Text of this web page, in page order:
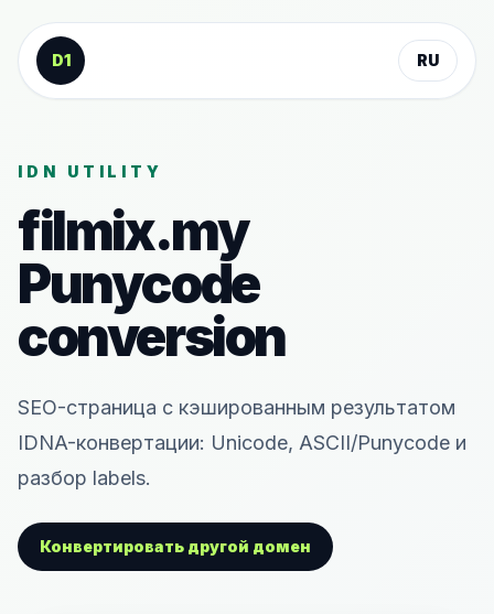
К содержанию
D1
RU
IDN UTILITY
filmix.my
Punycode
conversion
SEO-страница с кэшированным результатом
IDNA-конвертации: Unicode, ASCII/Punycode и
разбор labels.
Конвертировать другой домен